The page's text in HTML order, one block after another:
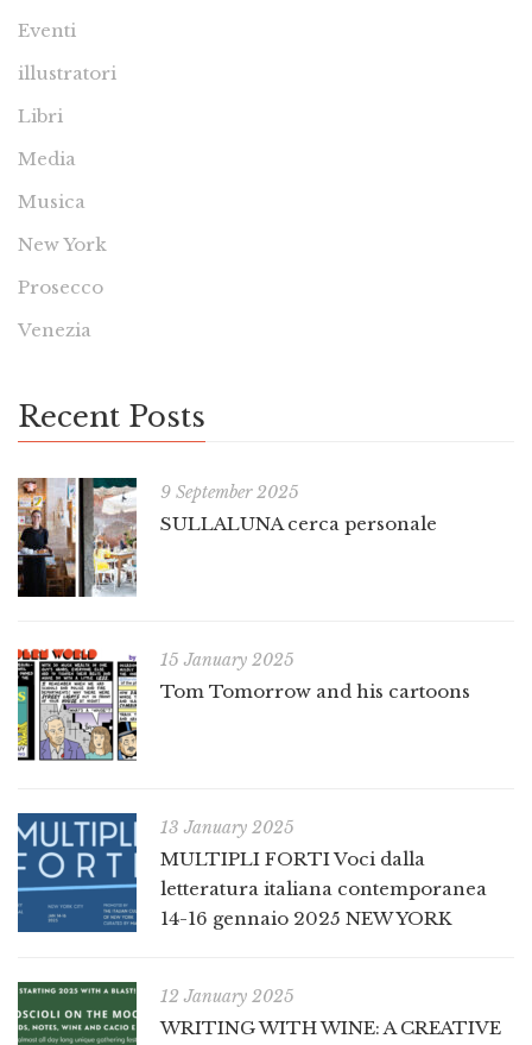
Eventi
illustratori
Libri
Media
Musica
New York
Prosecco
Venezia
Recent Posts
9 September 2025
SULLALUNA cerca personale
15 January 2025
Tom Tomorrow and his cartoons
13 January 2025
MULTIPLI FORTI Voci dalla
letteratura italiana contemporanea
14-16 gennaio 2025 NEW YORK
12 January 2025
WRITING WITH WINE: A CREATIVE